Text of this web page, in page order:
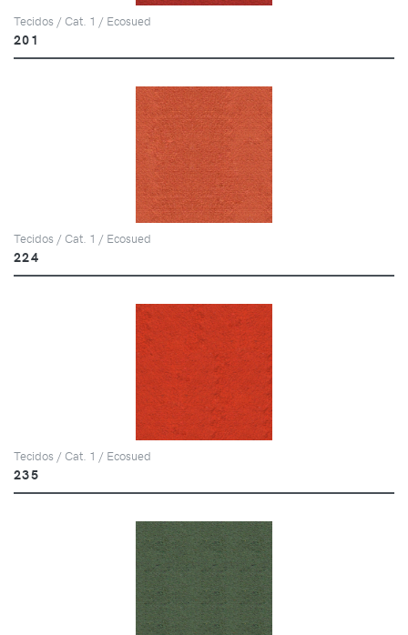
Tecidos / Cat. 1 / Ecosued
201
Tecidos / Cat. 1 / Ecosued
224
Tecidos / Cat. 1 / Ecosued
235